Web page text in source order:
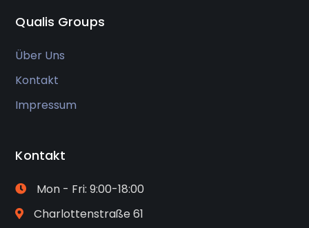
Qualis Groups
Über Uns
Kontakt
Impressum
Kontakt
Mon - Fri: 9:00-18:00
Charlottenstraße 61